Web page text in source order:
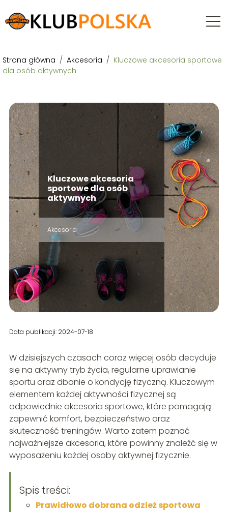
Strona główna / Akcesoria / Kluczowe akcesoria sportowe
dla osób aktywnych
Kluczowe akcesoria
sportowe dla osób
aktywnych
Akcesoria
Data publikacji: 2024-07-18
W dzisiejszych czasach coraz więcej osób decyduje
się na aktywny tryb życia, regularne uprawianie
sportu oraz dbanie o kondycję fizyczną. Kluczowym
elementem każdej aktywności fizycznej są
odpowiednie akcesoria sportowe, które pomagają
zapewnić komfort, bezpieczeństwo oraz
skuteczność treningów. Warto zatem poznać
najważniejsze akcesoria, które powinny znaleźć się w
wyposażeniu każdej osoby aktywnej fizycznie.
Spis treści:
Prawidłowo dobrana odzież sportowa